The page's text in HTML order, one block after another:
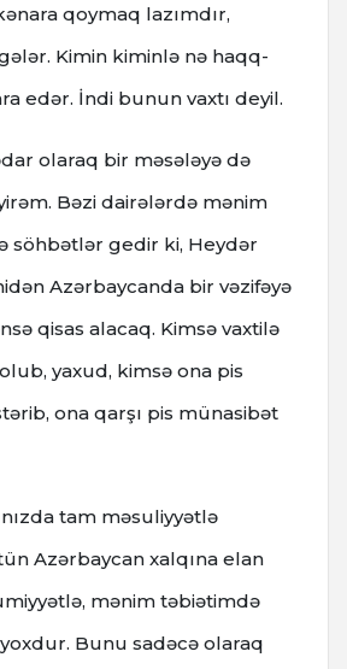
qoymaq lazımdır,
Kimin kiminlə nə haqq-
edər. İndi bunun vaxtı deyil.
olaraq bir məsələyə də
Bəzi dairələrdə mənim
söhbətlər gedir ki, Heydər
Azərbaycanda bir vəzifəyə
qisas alacaq. Kimsə vaxtilə
yaxud, kimsə ona pis
ona qarşı pis münasibət
tam məsuliyyətlə
Azərbaycan xalqına elan
mənim təbiətimdə
yoxdur. Bunu sadəcə olaraq